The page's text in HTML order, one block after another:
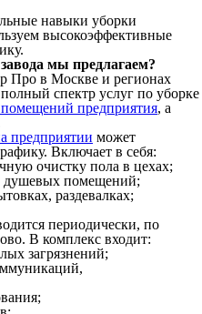
навыки уборки
высокоэффективные
мы предлагаем?
Про в Москве и регионах
спектр услуг по уборке
предприятия, а
предприятии может
Включает в себя:
очистку пола в цехах;
душевых помещений;
раздевалках;
периодически, по
В комплекс входит:
загрязнений;